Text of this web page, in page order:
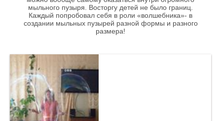
мыльного пузыря. Восторгу детей не было границ.
Каждый попробовал себя в роли «волшебника»- в
создании мыльных пузырей разной формы и разного
размера!